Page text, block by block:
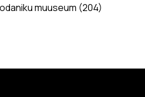
muuseum (204)